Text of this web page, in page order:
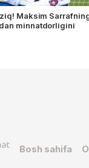
Maksim
minnatdorligini
Bosh sahifa